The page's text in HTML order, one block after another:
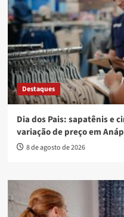
Destaques
Dia dos Pais: sapatênis e
variação de preço em
8 de agosto de 2026